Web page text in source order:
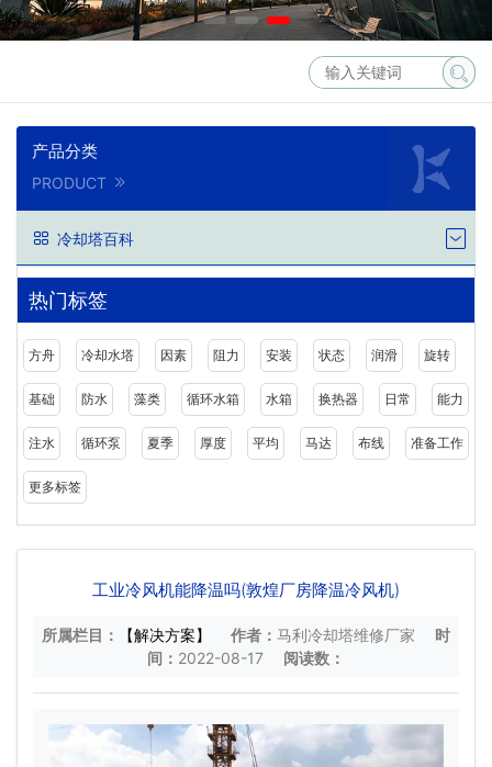
产品分类
PRODUCT
冷却塔百科
热门标签
方舟 冷却水塔 因素 阻力 安装 状态 润滑 旋转
基础 防水 藻类 循环水箱 水箱 换热器 日常 能力
注水 循环泵 夏季 厚度 平均 马达 布线 准备工作
更多标签
工业冷风机能降温吗(敦煌厂房降温冷风机)
所属栏目： 【解决方案】 作者： 马利冷却塔维修厂家
时
间： 2022-08-17 阅读数：